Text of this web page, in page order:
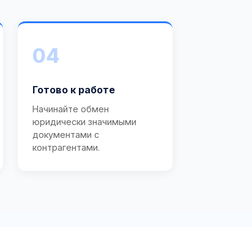
04
Готово к работе
Начинайте обмен
юридически значимыми
документами с
контрагентами.